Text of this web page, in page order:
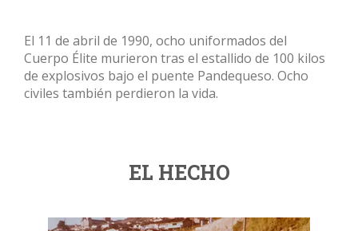
El 11 de abril de 1990, ocho uniformados del
Cuerpo Élite murieron tras el estallido de 100 kilos
de explosivos bajo el puente Pandequeso. Ocho
civiles también perdieron la vida.
EL HECHO